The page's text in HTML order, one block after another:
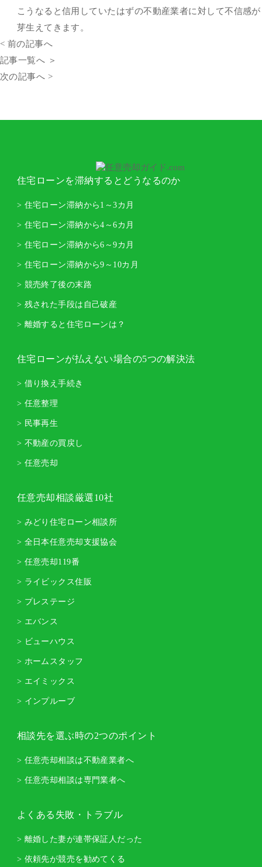
こうなると信用していたはずの不動産業者に対して不信感が
芽生えてきます。
< 前の記事へ
記事一覧へ ＞
次の記事へ >
住宅ローンを滞納するとどうなるのか
> 住宅ローン滞納から1～3カ月
> 住宅ローン滞納から4～6カ月
> 住宅ローン滞納から6～9カ月
> 住宅ローン滞納から9～10カ月
> 競売終了後の末路
> 残された手段は自己破産
> 離婚すると住宅ローンは？
住宅ローンが払えない場合の5つの解決法
> 借り換え手続き
> 任意整理
> 民事再生
> 不動産の買戻し
> 任意売却
任意売却相談厳選10社
> みどり住宅ローン相談所
> 全日本任意売却支援協会
> 任意売却119番
> ライビックス住販
> プレステージ
> エバンス
> ビューハウス
> ホームスタッフ
> エイミックス
> インプルーブ
相談先を選ぶ時の2つのポイント
> 任意売却相談は不動産業者へ
> 任意売却相談は専門業者へ
よくある失敗・トラブル
> 離婚した妻が連帯保証人だった
> 依頼先が競売を勧めてくる